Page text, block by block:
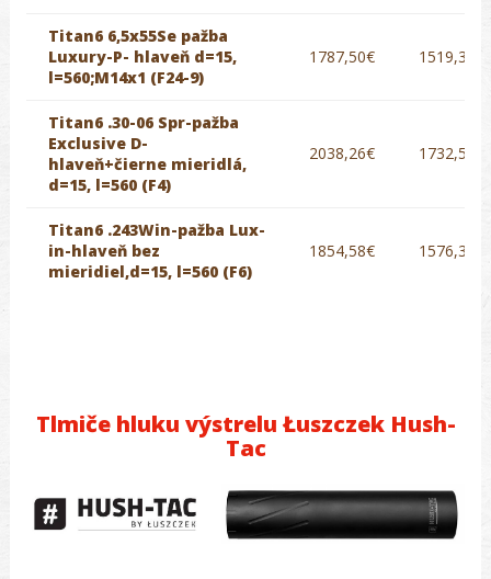
Titan6 6,5x55Se pažba
Luxury-P- hlaveň d=15,
l=560;M14x1 (F24-9)
1787,50€ 1519,38€
Titan6 .30-06 Spr-pažba
Exclusive D-
hlaveň+čierne mieridlá,
d=15, l=560 (F4)
2038,26€ 1732,52€
Titan6 .243Win-pažba Lux-
in-hlaveň bez
mieridiel,d=15, l=560 (F6)
1854,58€ 1576,39€
Tlmiče hluku výstrelu Łuszczek Hush-
Tac